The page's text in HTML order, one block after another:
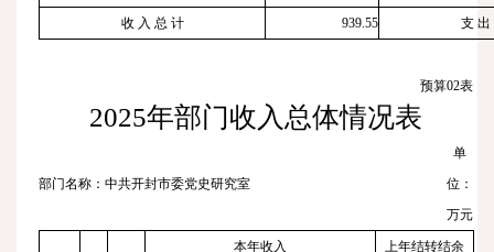
收 入 总 计 939.55 支 出
预算02表
2025年部门收入总体情况表
部门名称：中共开封市委党史研究室
单
位：
万元
本年收入 上年结转结余